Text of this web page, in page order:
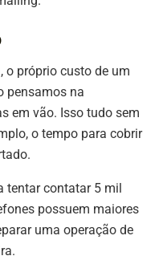
o próprio custo de um
pensamos na
em vão. Isso tudo sem
o tempo para cobrir
tentar contatar 5 mil
possuem maiores
uma operação de